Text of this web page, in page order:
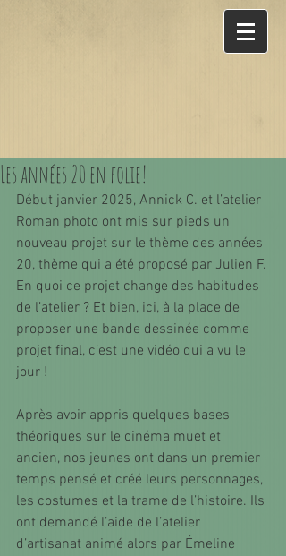
Les années 20 en folie!
Début janvier 2025, Annick C. et l’atelier
Roman photo ont mis sur pieds un
nouveau projet sur le thème des années
20, thème qui a été proposé par Julien F.
En quoi ce projet change des habitudes
de l’atelier ? Et bien, ici, à la place de
proposer une bande dessinée comme
projet final, c’est une vidéo qui a vu le
jour !
Après avoir appris quelques bases
théoriques sur le cinéma muet et
ancien, nos jeunes ont dans un premier
temps pensé et créé leurs personnages,
les costumes et la trame de l’histoire. Ils
ont demandé l’aide de l’atelier
d’artisanat animé alors par Émeline